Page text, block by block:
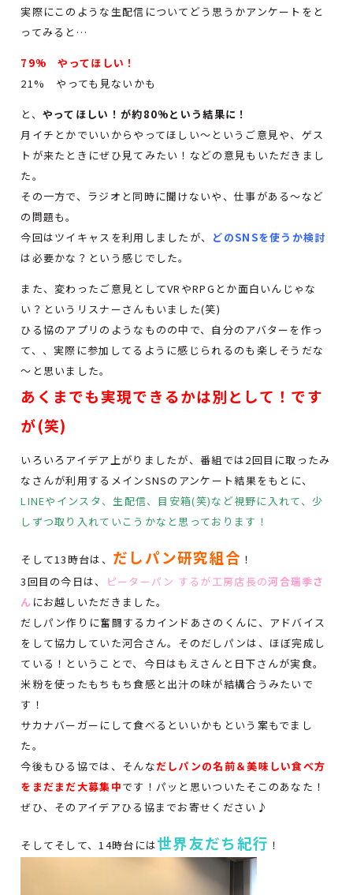
実際にこのような生配信についてどう思うかアンケートをと
ってみると…
79% やってほしい！
21% やっても見ないかも
と、 やってほしい！が約80%という結果に！
月イチとかでいいからやってほしい～というご意見や、ゲス
トが来たときにぜひ見てみたい！などの意見もいただきまし
た。
その一方で、ラジオと同時に聞けないや、仕事がある～など
の問題も。
今回はツイキャスを利用しましたが、 どのSNSを使うか検討
は必要かな？という感じでした。
また、変わったご意見としてVRやRPGとか面白いんじゃな
い？というリスナーさんもいました(笑)
ひる協のアプリのようなものの中で、自分のアバターを作っ
て、、実際に参加してるように感じられるのも楽しそうだな
～と思いました。
あくまでも実現できるかは別として！です
が(笑)
いろいろアイデア上がりましたが、番組では2回目に取ったみ
なさんが利用するメインSNSのアンケート結果をもとに、
LINEやインスタ、生配信、目安箱(笑)など視野に入れて、少
しずつ取り入れていこうかなと思っております！
そして13時台は、 だしパン研究組合 ！
3回目の今日は、
ピーターパン するが工房店長の河合瑞季さ
ん にお越しいただきました。
だしパン作りに奮闘するカインドあさのくんに、アドバイス
をして協力していた河合さん。そのだしパンは、ほぼ完成し
ている！ということで、今日はもえさんと日下さんが実食。
米粉を使ったもちもち食感と出汁の味が結構合うみたいで
す！
サカナバーガーにして食べるといいかもという案もでまし
た。
今後もひる協では、そんなだしパンの名前＆美味しい食べ方
をまだまだ大募集中です！パッと思いついたそこのあなた！
ぜひ、そのアイデアひる協までお寄せください♪
そしてそして、14時台には世界友だち紀行 ！